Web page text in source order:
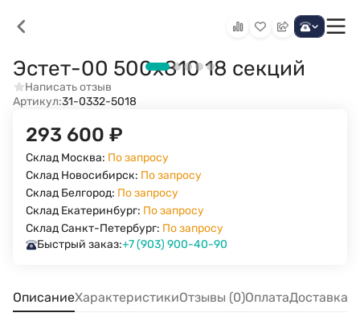
Эстет-00 500х810 18 секций
Написать отзыв
Артикул:31-0332-5018
293 600 ₽
Склад Москва: По запросу
Склад Новосибирск: По запросу
Склад Белгород: По запросу
Склад Екатеринбург: По запросу
Склад Санкт-Петербург: По запросу
Быстрый заказ:+7 (903) 900-40-90
ОписаниеХарактеристикиОтзывы (0)ОплатаДоставка